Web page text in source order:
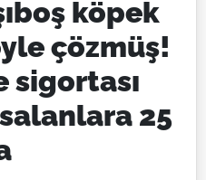
köpek
çözmüş!
sigortası
25